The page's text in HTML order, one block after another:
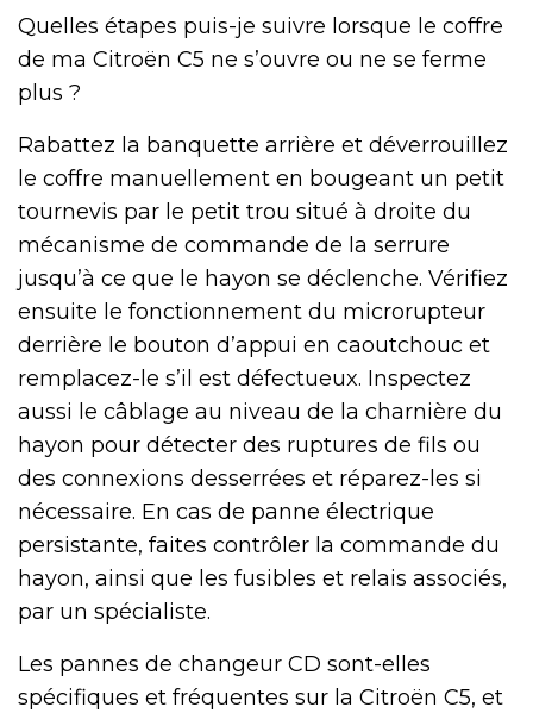
Quelles étapes puis-je suivre lorsque le coffre
de ma Citroën C5 ne s’ouvre ou ne se ferme
plus ?
Rabattez la banquette arrière et déverrouillez
le coffre manuellement en bougeant un petit
tournevis par le petit trou situé à droite du
mécanisme de commande de la serrure
jusqu’à ce que le hayon se déclenche. Vérifiez
ensuite le fonctionnement du microrupteur
derrière le bouton d’appui en caoutchouc et
remplacez-le s’il est défectueux. Inspectez
aussi le câblage au niveau de la charnière du
hayon pour détecter des ruptures de fils ou
des connexions desserrées et réparez-les si
nécessaire. En cas de panne électrique
persistante, faites contrôler la commande du
hayon, ainsi que les fusibles et relais associés,
par un spécialiste.
Les pannes de changeur CD sont-elles
spécifiques et fréquentes sur la Citroën C5, et